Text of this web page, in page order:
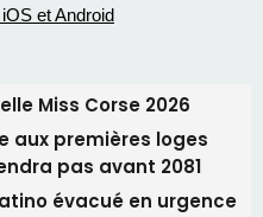
?
les restaurants